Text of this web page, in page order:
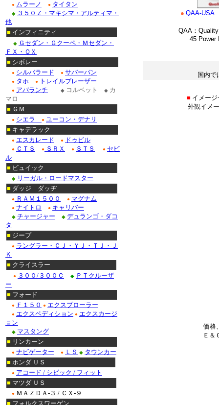
●QAA-USA
QAA：
45 Power
国内で
■ イメー
外観イメ
価格
Ｅ＆
Ｍ３５_クローム/ス
■ホンダ：アコード_
● ムラーノ ● タイタン
◆ ３５０Ｚ・マキシマ・アルティマ・
他
■ インフィニティ
◆ Ｇセダン・Ｇクーペ・Ｍセダン・
ＦＸ・ＱＸ
■ シボレー
● シルバラード ● サバーバン
● タホ ● トレイルブレーザー
● アバランチ ◆ コルベット ◆ カ
マロ
■ ＧＭ
● シエラ ● ユーコン・デナリ
■ キャデラック
● エスカレード ● ドゥビル
● ＣＴＳ ● ＳＲＸ ● ＳＴＳ ● セビ
ル
■ ビュイック
◆ リーガル・ロードマスター
■ ダッジ ダッヂ
● ＲＡＭ１５００ ● マグナム
● ナイトロ ● キャリバー
◆ チャージャー ◆ デュランゴ・ダコ
タ
■ ジープ
● ラングラー・ＣＪ・ＹＪ・ＴＪ・Ｊ
Ｋ
■ クライスラー
● ３００/３００Ｃ ◆ ＰＴクルーザ
ー
■ フォード
● Ｆ１５０ ● エクスプローラー
● エクスペディション ● エクスカージ
ョン
◆ マスタング
■ リンカーン
● ナビゲーター ● ＬＳ ◆ タウンカー
■ ホンダ ＵＳ
● アコード / シビック / フィット
■ マツダ ＵＳ
● ＭＡＺＤＡ-３ / ＣＸ-９
■ フォルクスワーゲン